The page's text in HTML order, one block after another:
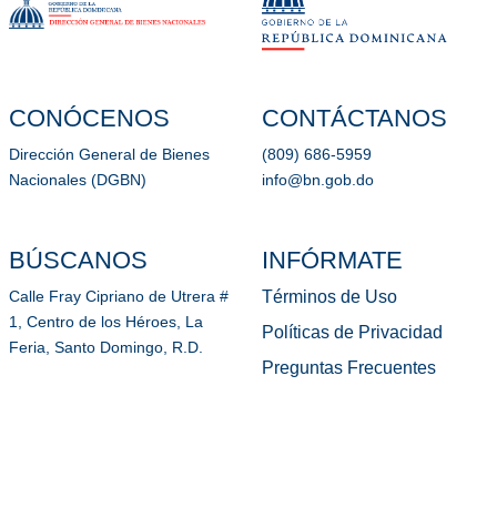
CONÓCENOS
Dirección General de Bienes
Nacionales (DGBN)
BÚSCANOS
Calle Fray Cipriano de Utrera #
1, Centro de los Héroes, La
Feria, Santo Domingo, R.D.
CONTÁCTANOS
(809) 686-5959
info@bn.gob.do
INFÓRMATE
Términos de Uso
Políticas de Privacidad
Preguntas Frecuentes